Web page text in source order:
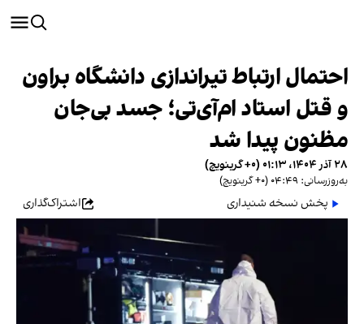
احتمال ارتباط تیراندازی دانشگاه براون
و قتل استاد ام‌آی‌تی؛ جسد بی‌جان
مظنون پیدا شد
۲۸ آذر ۱۴۰۴، ۰۱:۱۳ (‎+۰ گرینویچ)
به‌روزرسانی: ۰۴:۴۹ (‎+۰ گرینویچ)
پخش نسخه شنیداری اشتراک‌گذاری